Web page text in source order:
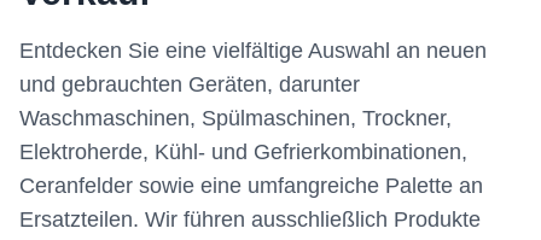
Entdecken Sie eine vielfältige Auswahl an neuen
und gebrauchten Geräten, darunter
Waschmaschinen, Spülmaschinen, Trockner,
Elektroherde, Kühl- und Gefrierkombinationen,
Ceranfelder sowie eine umfangreiche Palette an
Ersatzteilen. Wir führen ausschließlich Produkte